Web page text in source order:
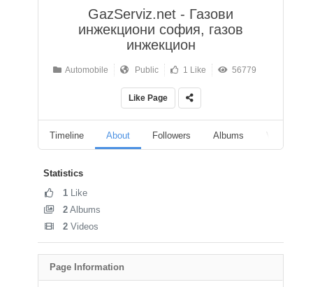
GazServiz.net - Газови
инжекциони софия, газов
инжекцион
Automobile Public 1 Like 56779
Like Page
Timeline About Followers Albums Videos
Statistics
1 Like
2 Albums
2 Videos
Page Information